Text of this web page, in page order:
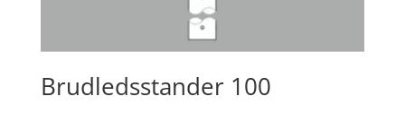
Brudledsstander 100